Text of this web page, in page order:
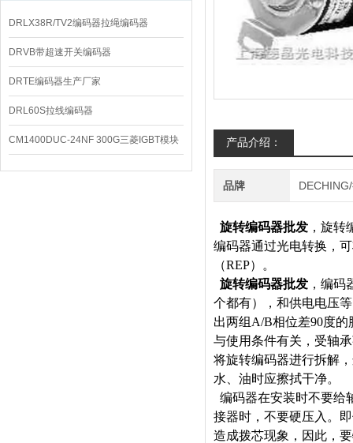
DRLX38R/TV2编码器拉绳编码器
DRVB带超速开关编码器
DRTE编码器生产厂家
DRL60S拉线编码器
CM1400DUC-24NF 300G三菱IGBT模块 产品介绍：
品牌
旋转编码器批发 ， 旋转
编码器通过光电转换，
（REP）。
旋转编码器批发 ，编
个都有），和供电电压
出两组A/B相位差90度
与使用条件有关，受轴
将旋转编码器进行拆解
水、油时应擦拭干净。
编码器在安装时不要给
接器时，不要硬压入。
造成拨芯现象，因此，